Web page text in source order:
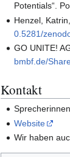
Potentials“.
Henzel,
0.5281/
GO UNITE!
bmbf.de/
Kontakt
Website
Wir haben